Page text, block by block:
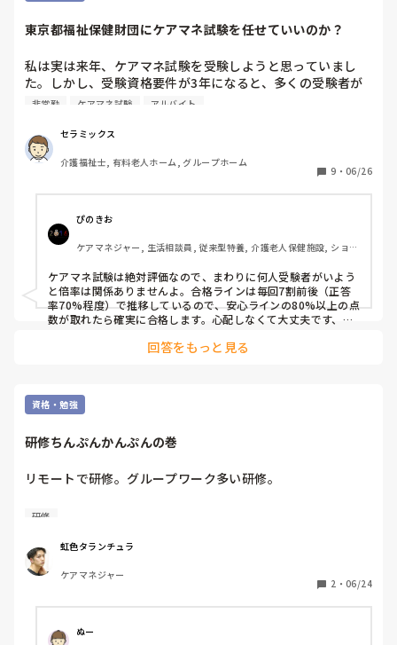
てもらうと安心です。 勉強方法については、テキストと過去問
なみに、ケアマネも全く同じ方法でやりましたよ、、
いです、、
東京都福祉保健財団にケアマネ試験を任せていいのか？
私は実は来年、ケアマネ試験を受験しようと思っていまし
た。しかし、受験資格要件が3年になると、多くの受験者が
殺到し、高倍率が予想されること。また、カイテク等を通じ
ていただいた事業所が3箇所に上り、今年度の受験を決意し
ました。
しかし、5事業所に依頼した実務経験証明書ですが、現在は3
事業所から送られてくるのみの状態。そこまで多くの事業所
に依頼せざるを得ないのは、カイテク等の単発バイトの勤務
の場合、365日分の勤務をもって1年という実務経験の換算
となるからです。このことは、サイトや募集要項には明記さ
れていません。
そして、驚いたことにカイテクでリピートしている事業所の
退勤時、「実務経験証明書ですが、29枚となります」と言わ
に発送はできないでしょう。その事業所は、財団に問い合わ
募集要項には、実務経験証明書は1事業所に1枚となってお
り、このことからも募集要項に不備・瑕疵があるのは明白で
す。また、専用サイトや募集要項にも実務経験は「常勤、非
常勤、パート等の勤務形態を問いません」と明記されていま
す。であるならば、単発バイトでも同等の受験が認められる
べきではないでしょうか？
介護支援専門員には、公正・中立を求めていますが、東京都
「保健・医療・福祉のサポート（情報提供）」を掲げていま
すが、足を引っ張ることしかしていません。合格後の実務者
研修の申し込みまでの短さ、6月に予定されていた介護支援
専門員実務研修の延期等。この組織に試験を実施する資格な
非常勤 ケアマネ試験 アルバイト
セラミックス
介護福祉士, 有料老人ホーム, グループホーム
9 ・ 06/26
ぴのきお
ケアマネジャー, 生活相談員, 従来型特養, 介護老人保健施設, ショー
ケアマネ試験は絶対評価なので、まわりに何人受験者がいよう
と倍率は関係ありませんよ。合格ラインは毎回7割前後（正答
率70%程度）で推移しているので、安心ラインの80%以上の点
数が取れたら確実に合格します。心配しなくて大丈夫です、頑
回分）を1枚に合算して書いて欲しいと、事業所側に伝えてみ
てはいかがでしょうか？
回答をもっと見る
資格・勉強
研修ちんぷんかんぷんの巻
リモートで研修。グループワーク多い研修。
わかってる前提で話が進んでいくから
すごく劣等感を感じる(･･;)
すごく高度なことを
聞くだけで精一杯です(-｡-;
研修
虹色タランチュラ
ケアマネジャー
2 ・ 06/24
ぬー